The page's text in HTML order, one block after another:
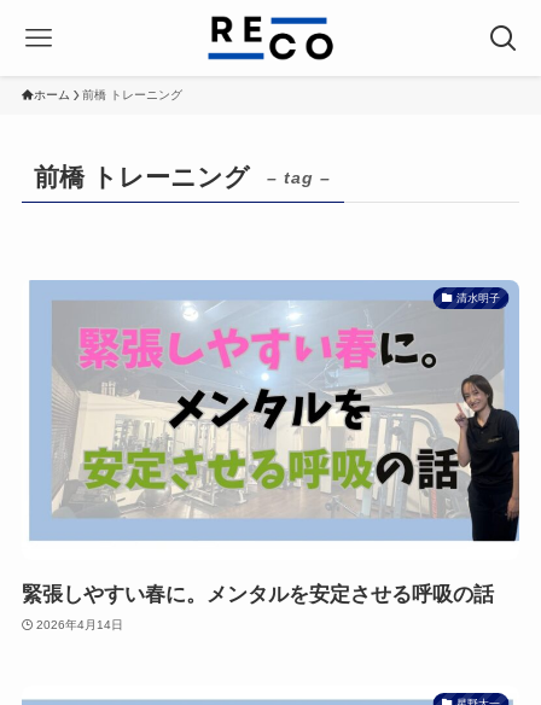
ホーム 前橋 トレーニング
前橋 トレーニング – tag –
清水明子
緊張しやすい春に。メンタルを安定させる呼吸の話
2026年4月14日